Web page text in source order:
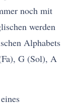
noch mit
werden
Alphabets
G (Sol), A